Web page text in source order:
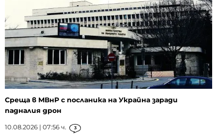
Среща в МВнР с посланика на Украйна заради
падналия дрон
10.08.2026 | 07:56 ч. 3